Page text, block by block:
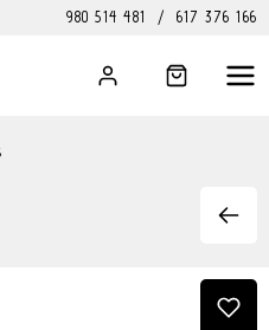
980 514 481 / 617 376 166